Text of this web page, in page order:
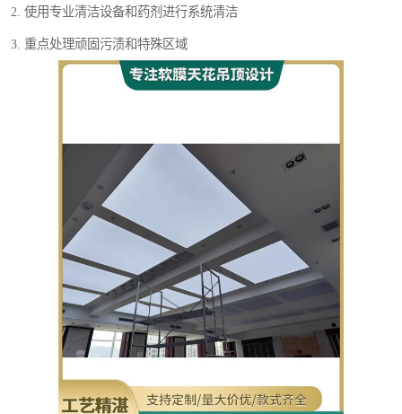
2. 使用专业清洁设备和药剂进行系统清洁
3. 重点处理顽固污渍和特殊区域